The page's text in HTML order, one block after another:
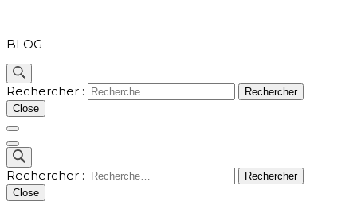
BLOG
Rechercher :
Close
Rechercher :
Close